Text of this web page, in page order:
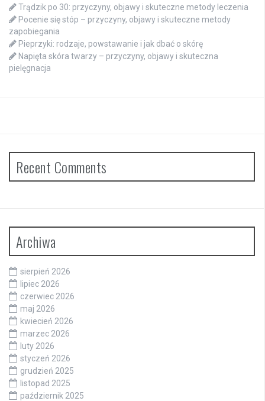
Trądzik po 30: przyczyny, objawy i skuteczne metody leczenia
Pocenie się stóp – przyczyny, objawy i skuteczne metody
zapobiegania
Pieprzyki: rodzaje, powstawanie i jak dbać o skórę
Napięta skóra twarzy – przyczyny, objawy i skuteczna
pielęgnacja
Recent Comments
Archiwa
sierpień 2026
lipiec 2026
czerwiec 2026
maj 2026
kwiecień 2026
marzec 2026
luty 2026
styczeń 2026
grudzień 2025
listopad 2025
październik 2025